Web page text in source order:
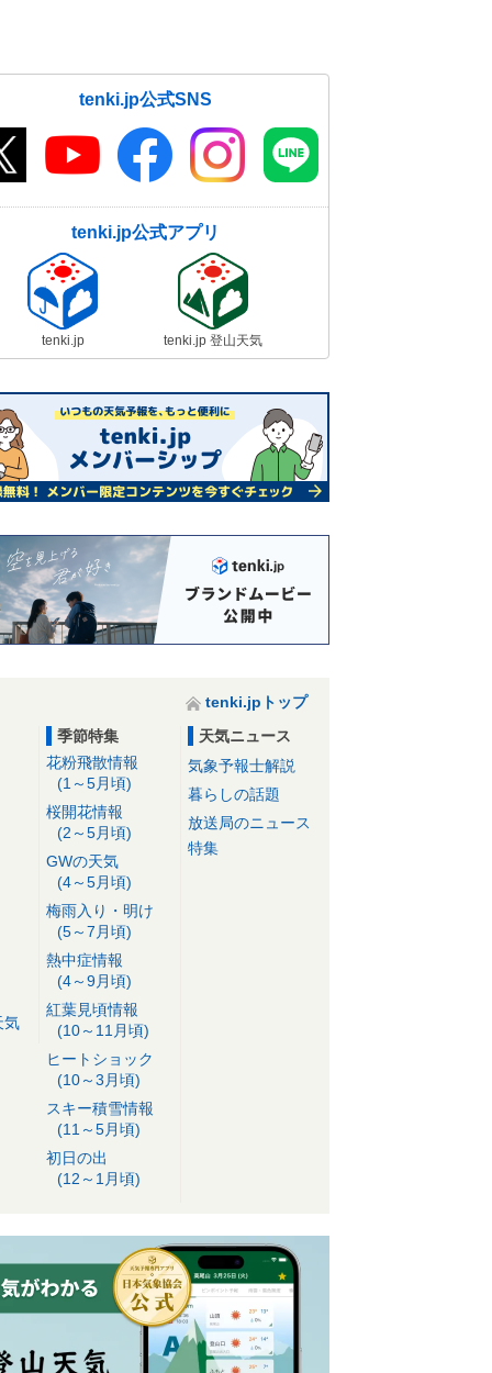
tenki.jp公式SNS
tenki.jp公式アプリ
tenki.jp tenki.jp 登山天気
tenki.jpトップ
気
季節特集
花粉飛散情報
(1～5月頃)
桜開花情報
(2～5月頃)
GWの天気
(4～5月頃)
梅雨入り・明け
(5～7月頃)
熱中症情報
(4～9月頃)
紅葉見頃情報
(10～11月頃)
ヒートショック
(10～3月頃)
スキー積雪情報
(11～5月頃)
初日の出
(12～1月頃)
天気ニュース
気象予報士解説
暮らしの話題
放送局のニュース
特集